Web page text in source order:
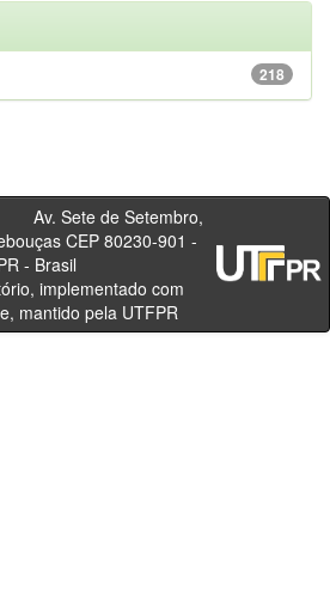
218
de Setembro,
CEP 80230-901 -
- PR - Brasil
implementado com
mantido pela UTFPR